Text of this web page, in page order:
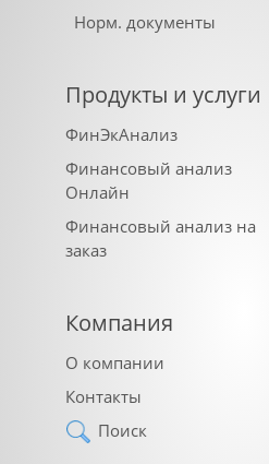
Норм. документы
Продукты и услуги
ФинЭкАнализ
Финансовый анализ
Онлайн
Финансовый анализ на
заказ
Компания
О компании
Контакты
Поиск